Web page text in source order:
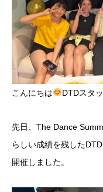
こんにちは DTDスタ
先日、The Dance
らしい成績を残した
開催しました。